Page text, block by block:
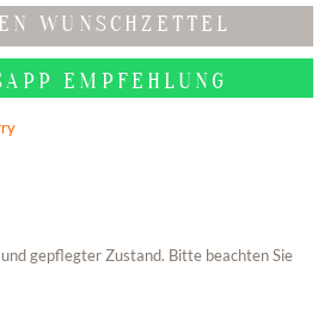
WUNSCHZETTEL
EMPFEHLUNG
gepflegter Zustand. Bitte beachten Sie